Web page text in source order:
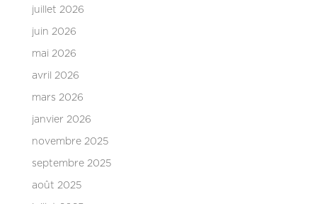
juillet 2026
juin 2026
mai 2026
avril 2026
mars 2026
janvier 2026
novembre 2025
septembre 2025
août 2025